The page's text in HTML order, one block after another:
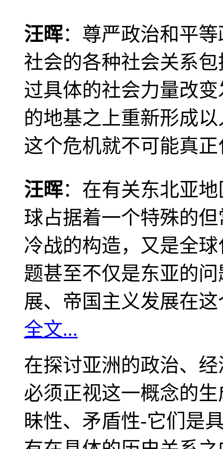
汪晖：尊严政治和平
社会的各种社会关系
过具体的社会力量改
的地基之上重新形成
这个危机就不可能真
汪晖：在有关东北亚
球占据着一个特殊的
冷战的构造，又是全
题甚至不仅是东亚的
展、帝国主义发展在
全文...
在探讨亚洲的政治、
必须正视这一概念的
昧性、矛盾性-它们是